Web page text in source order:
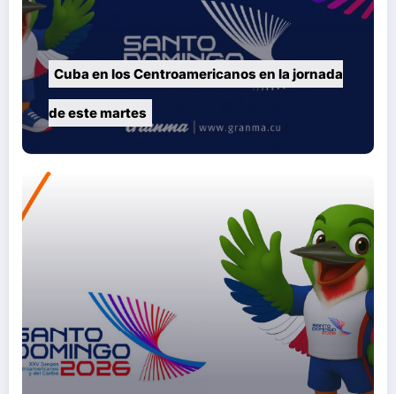
Cuba en los Centroamericanos en la jornada
de este martes